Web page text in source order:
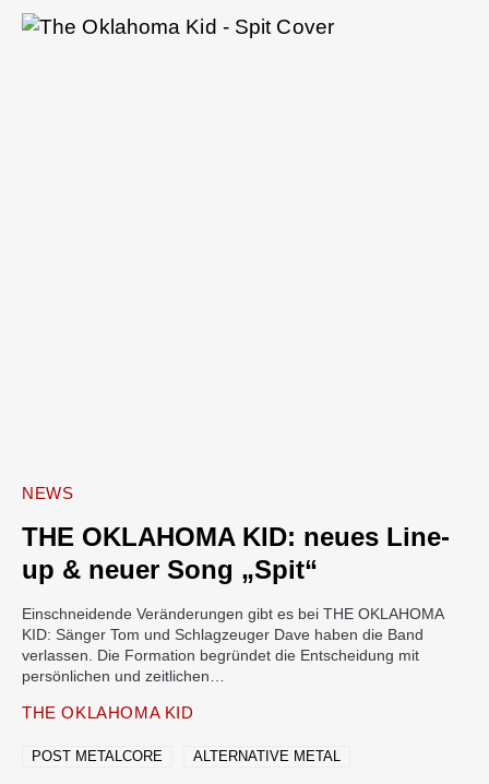
NEWS
THE OKLAHOMA KID: neues Line-
up & neuer Song „Spit“
Einschneidende Veränderungen gibt es bei THE OKLAHOMA
KID: Sänger Tom und Schlagzeuger Dave haben die Band
verlassen. Die Formation begründet die Entscheidung mit
persönlichen und zeitlichen…
THE OKLAHOMA KID
POST METALCORE ALTERNATIVE METAL